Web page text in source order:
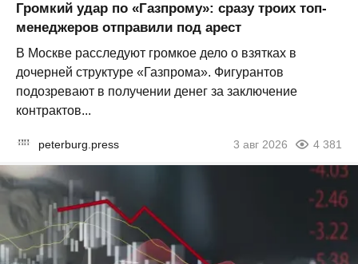
Громкий удар по «Газпрому»: сразу троих топ-
менеджеров отправили под арест
В Москве расследуют громкое дело о взятках в
дочерней структуре «Газпрома». Фигурантов
подозревают в получении денег за заключение
контрактов...
peterburg.press 3 авг 2026 4 381